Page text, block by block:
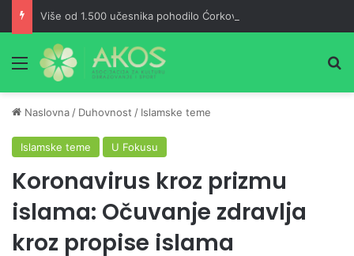
Meni
Naslovna / Duhovnost / Islamske teme
Islamske teme U Fokusu
Koronavirus kroz prizmu
islama: Očuvanje zdravlja
kroz propise islama